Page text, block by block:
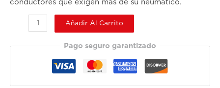
conductores que exigen más de su neumático.
Añadir Al Carrito
Pago seguro garantizado